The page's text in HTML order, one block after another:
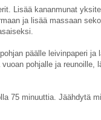
Lisää kananmunat
ja lisää massaan
päälle leivinpaperi ja
pohjalle ja reunoille,
75 minuuttia. Jäähdytä